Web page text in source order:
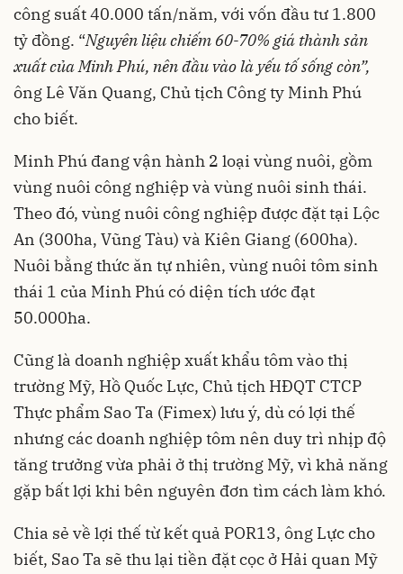
công suất 40.000 tấn/năm, với vốn đầu tư 1.800
tỷ đồng. “Nguyên liệu chiếm 60-70% giá thành sản
xuất của Minh Phú, nên đầu vào là yếu tố sống còn”,
ông Lê Văn Quang, Chủ tịch Công ty Minh Phú
cho biết.
Minh Phú đang vận hành 2 loại vùng nuôi, gồm
vùng nuôi công nghiệp và vùng nuôi sinh thái.
Theo đó, vùng nuôi công nghiệp được đặt tại Lộc
An (300ha, Vũng Tàu) và Kiên Giang (600ha).
Nuôi bằng thức ăn tự nhiên, vùng nuôi tôm sinh
thái 1 của Minh Phú có diện tích ước đạt
50.000ha.
Cũng là doanh nghiệp xuất khẩu tôm vào thị
trường Mỹ, Hồ Quốc Lực, Chủ tịch HĐQT CTCP
Thực phẩm Sao Ta (Fimex) lưu ý, dù có lợi thế
nhưng các doanh nghiệp tôm nên duy trì nhịp độ
tăng trưởng vừa phải ở thị trường Mỹ, vì khả năng
gặp bất lợi khi bên nguyên đơn tìm cách làm khó.
Chia sẻ về lợi thế từ kết quả POR13, ông Lực cho
biết, Sao Ta sẽ thu lại tiền đặt cọc ở Hải quan Mỹ